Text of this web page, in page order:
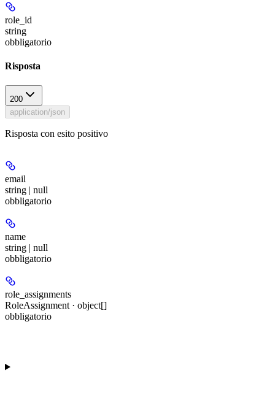
role_id
string
obbligatorio
Risposta
200
application/json
Risposta con esito positivo
email
string | null
obbligatorio
name
string | null
obbligatorio
role_assignments
RoleAssignment · object[]
obbligatorio